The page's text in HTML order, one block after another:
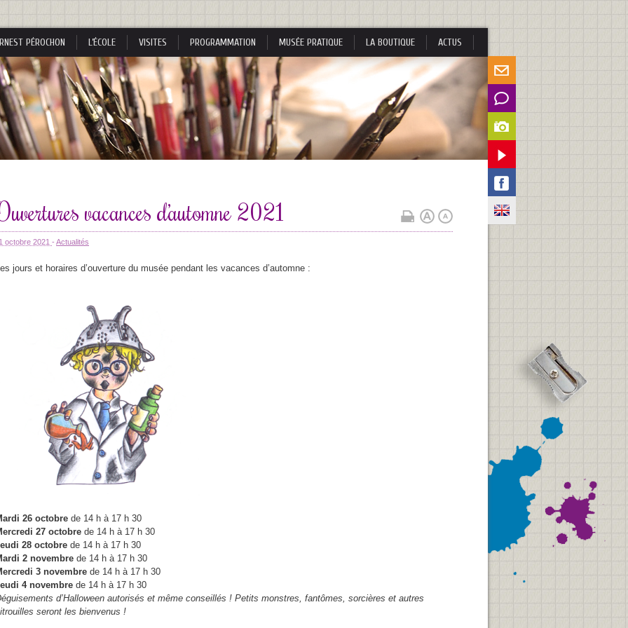
PÉROCHON L’ÉCOLE VISITES PROGRAMMATION MUSÉE PRATIQUE LA BOUTIQUE ACTUS
vacances d’automne 2021
octobre 2021 - Actualités
jours et horaires d’ouverture du musée pendant les vacances d’automne :
26 octobre de 14 h à 17 h 30
27 octobre de 14 h à 17 h 30
28 octobre de 14 h à 17 h 30
2 novembre de 14 h à 17 h 30
3 novembre de 14 h à 17 h 30
4novembre de 14 h à 17 h 30
d’Halloween autorisés et même conseillés ! Petits monstres, fantômes, sorcières et autres
seront les bienvenus !